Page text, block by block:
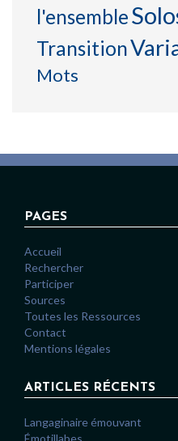
l'ensemble
Transition
Mots
PAGES
Accueil
Rechercher
Participer
Sources
Toutes les Ressources
Contact
Mentions légales
ARTICLES RÉCENTS
Langaginaire émouvant
Émotillabes